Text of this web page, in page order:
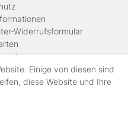
Widerrufsformular
Einige von diesen sind
diese Website und Ihre